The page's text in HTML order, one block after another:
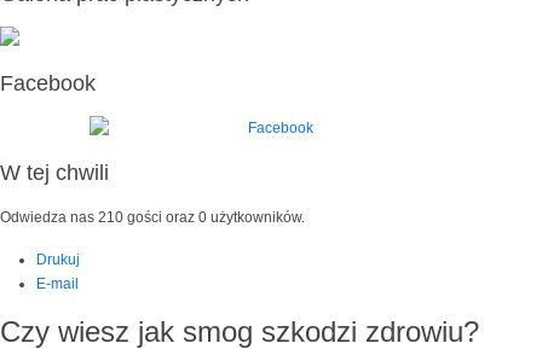
Facebook
W tej chwili
Odwiedza nas 210 gości oraz 0 użytkowników.
Drukuj
E-mail
Czy wiesz jak smog szkodzi zdrowiu?